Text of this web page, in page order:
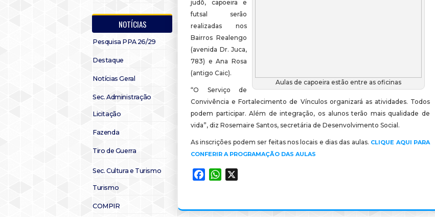
NOTÍCIAS
Pesquisa PPA 26/29
Destaque
Notícias Geral
Sec. Administração
Licitação
Fazenda
Tiro de Guerra
Sec. Cultura e Turismo
Turismo
COMPIR
Aulas de capoeira estão entre as oficinas
judô, capoeira e
futsal serão
realizadas nos
Bairros Realengo
(avenida Dr. Juca,
783) e Ana Rosa
(antigo Caic).
“O Serviço de
Convivência e Fortalecimento de Vínculos organizará as atividades. Todos
podem participar. Além de integração, os alunos terão mais qualidade de
vida”, diz Rosemaire Santos, secretária de Desenvolvimento Social.
As inscrições podem ser feitas nos locais e dias das aulas. CLIQUE AQUI PARA
CONFERIR A PROGRAMAÇÃO DAS AULAS
FacebookWhatsApp